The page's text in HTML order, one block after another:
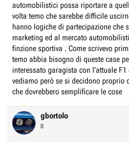
automobilistici possa riportare a
volta temo che sarebbe difficile
hanno logiche di partecipazione che
marketing ed al mercato
finzione sportiva . Come scrivevo
temo abbia bisogno di queste case
interessato garagista con l'attuale
vediamo però se si decidono proprio
che dovrebbero semplificare le cose
gbortolo
0